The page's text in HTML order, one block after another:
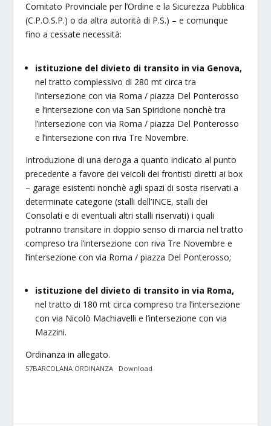
Comitato Provinciale per l’Ordine e la Sicurezza Pubblica
(C.P.O.S.P.) o da altra autorità di P.S.) – e comunque
fino a cessate necessità:
istituzione del divieto di transito in via Genova,
nel tratto complessivo di 280 mt circa tra
l’intersezione con via Roma / piazza Del Ponterosso
e l’intersezione con via San Spiridione nonchè tra
l’intersezione con via Roma / piazza Del Ponterosso
e l’intersezione con riva Tre Novembre.
Introduzione di una deroga a quanto indicato al punto
precedente a favore dei veicoli dei frontisti diretti ai box
– garage esistenti nonchè agli spazi di sosta riservati a
determinate categorie (stalli dell’INCE, stalli dei
Consolati e di eventuali altri stalli riservati) i quali
potranno transitare in doppio senso di marcia nel tratto
compreso tra l’intersezione con riva Tre Novembre e
l’intersezione con via Roma / piazza Del Ponterosso;
istituzione del divieto di transito in via Roma,
nel tratto di 180 mt circa compreso tra l’intersezione
con via Nicolò Machiavelli e l’intersezione con via
Mazzini.
Ordinanza in allegato.
57BARCOLANA ORDINANZA Download